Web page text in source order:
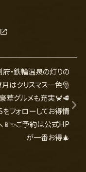
府・鉄輪温泉の灯りの
はクリスマス一色🎅
華グルメも充実🦀🥩
フォローしてお得情
📱✨ご予約は公式HP
が一番お得🎄